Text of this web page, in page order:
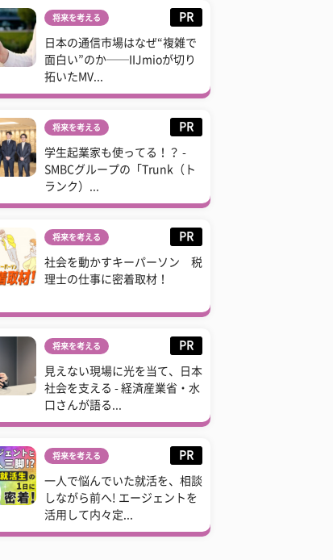
将来を考える PR
日本の通信市場はなぜ“複雑で
面白い”のか──IIJmioが切り
拓いたMV...
将来を考える PR
学生起業家も使ってる！？ -
SMBCグループの「Trunk（ト
ランク）...
将来を考える PR
社会を動かすキーパーソン 税
理士の仕事に密着取材！
将来を考える PR
見えない現場に光を当て、日本
社会を支える - 経済産業省・水
口さんが語る...
将来を考える PR
一人で悩んでいた就活を、相談
しながら前へ! エージェントを
活用して内々定...